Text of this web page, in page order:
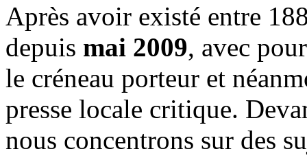
Après avoir existé entre
depuis mai 2009, avec
le créneau porteur et
presse locale critique.
nous concentrons sur des